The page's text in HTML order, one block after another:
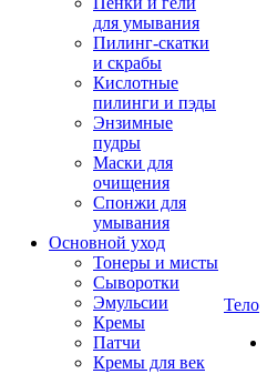
для умывания
Пилинг-скатки
и скрабы
Кислотные
пилинги и пэды
Энзимные
пудры
Маски для
очищения
Спонжи для
умывания
Основной уход
Тонеры и мисты
Сыворотки
Эмульсии
Кремы
Патчи
Кремы для век
Тело